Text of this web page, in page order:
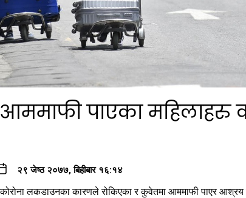
पाएका महिलाहरु
२९ जेष्ठ २०७७, बिहीबार १६:१४
लकडाउनका कारणले रोकिएका र कुवेतमा आममाफी पाएर आश्रय